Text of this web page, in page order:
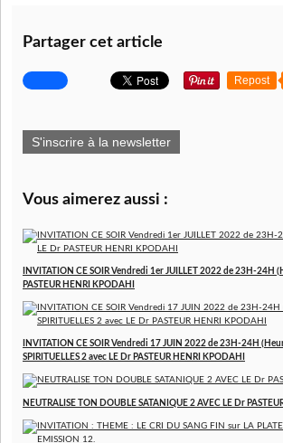
Partager cet article
Repost
S'inscrire à la newsletter
Vous aimerez aussi :
INVITATION CE SOIR Vendredi 1er JUILLET 2022 de 23H-24H
PASTEUR HENRI KPODAHI
INVITATION CE SOIR Vendredi 17 JUIN 2022 de 23H-24H
SPIRITUELLES 2 avec LE Dr PASTEUR HENRI KPODAHI
NEUTRALISE TON DOUBLE SATANIQUE 2 AVEC LE Dr